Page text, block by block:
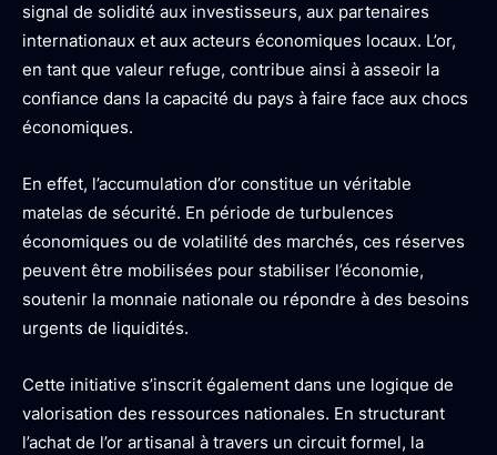
signal de solidité aux investisseurs, aux partenaires
internationaux et aux acteurs économiques locaux. L’or,
en tant que valeur refuge, contribue ainsi à asseoir la
confiance dans la capacité du pays à faire face aux chocs
économiques.
En effet, l’accumulation d’or constitue un véritable
matelas de sécurité. En période de turbulences
économiques ou de volatilité des marchés, ces réserves
peuvent être mobilisées pour stabiliser l’économie,
soutenir la monnaie nationale ou répondre à des besoins
urgents de liquidités.
Cette initiative s’inscrit également dans une logique de
valorisation des ressources nationales. En structurant
l’achat de l’or artisanal à travers un circuit formel, la